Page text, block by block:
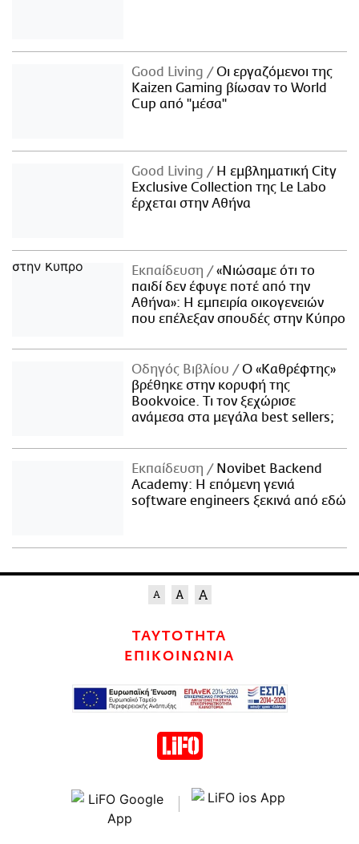
Good Living
Οι εργαζόμενοι της
Kaizen Gaming βίωσαν το World
Cup από "μέσα"
Good Living
Η εμβληματική City
Exclusive Collection της Le Labo
έρχεται στην Αθήνα
Εκπαίδευση
«Νιώσαμε ότι το
παιδί δεν έφυγε ποτέ από την
Αθήνα»: Η εμπειρία οικογενειών
που επέλεξαν σπουδές στην Κύπρο
Οδηγός Βιβλίου
Ο «Καθρέφτης»
βρέθηκε στην κορυφή της
Bookvoice. Τι τον ξεχώρισε
ανάμεσα στα μεγάλα best sellers;
Εκπαίδευση
Novibet Backend
Academy: Η επόμενη γενιά
software engineers ξεκινά από εδώ
ΤΑΥΤΟΤΗΤΑ
ΕΠΙΚΟΙΝΩΝΙΑ